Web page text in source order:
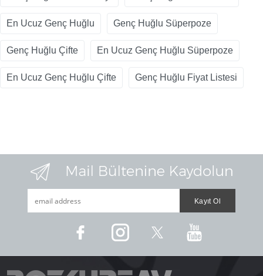
En Ucuz Genç Huğlu Genç Huğlu Süperpoze
Genç Huğlu Çifte En Ucuz Genç Huğlu Süperpoze
En Ucuz Genç Huğlu Çifte Genç Huğlu Fiyat Listesi